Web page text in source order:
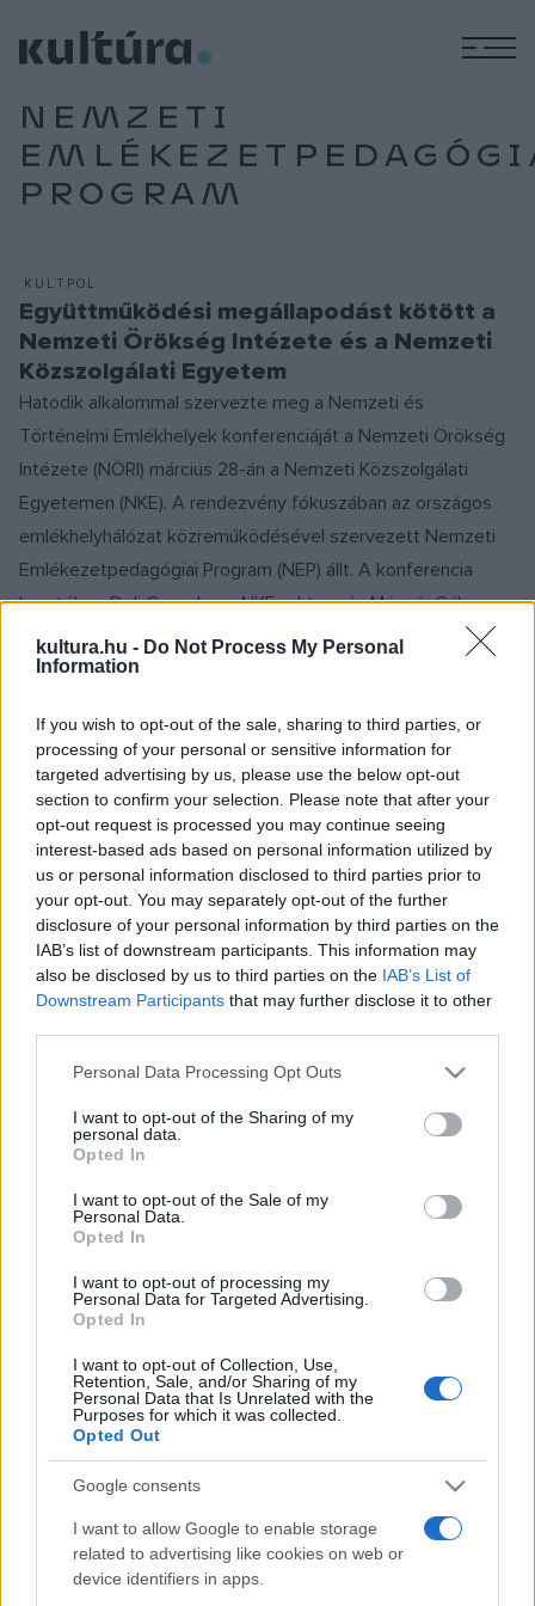
kultura.hu - Do Not Process My Personal
Information
If you wish to opt-out of the sale, sharing to third parties, or
processing of your personal or sensitive information for
targeted advertising by us, please use the below opt-out
section to confirm your selection. Please note that after your
opt-out request is processed you may continue seeing
interest-based ads based on personal information utilized by
us or personal information disclosed to third parties prior to
your opt-out. You may separately opt-out of the further
disclosure of your personal information by third parties on the
IAB’s list of downstream participants. This information may
also be disclosed by us to third parties on the IAB’s List of
Downstream Participants that may further disclose it to other
Please note that this website/app uses one or more Google
not limited to your visit or usage behaviour. You may click to
grant or deny consent to Google and its third-party tags to
use your data for below specified purposes in below Google
consent section.
Personal Data Processing Opt Outs
I want to opt-out of the Sharing of my
personal data.
Opted In
I want to opt-out of the Sale of my
Personal Data.
Opted In
I want to opt-out of processing my
Personal Data for Targeted Advertising.
Opted In
I want to opt-out of Collection, Use,
Retention, Sale, and/or Sharing of my
Personal Data that Is Unrelated with the
Purposes for which it was collected.
Opted Out
Google consents
I want to allow Google to enable storage
related to advertising like cookies on web or
device identifiers in apps.
NEMZETI
PROGRAM
KULTPOL
Együttműködési megállapodást kötött a
Nemzeti Örökség Intézete és a Nemzeti
Közszolgálati Egyetem
Hatodik alkalommal szervezte meg a Nemzeti és
Történelmi Emlékhelyek konferenciáját a Nemzeti Örökség
Intézete (NÖRI) március 28-án a Nemzeti Közszolgálati
Egyetemen (NKE). A rendezvény fókuszában az országos
emlékhelyhálózat közreműködésével szervezett Nemzeti
Emlékezetpedagógiai Program (NEP) állt. A konferencia
keretében Deli Gergely, az NKE rektora és Móczár Gábor, a
NÖRI főigazgatója aláírta a két szervezet közötti
emlékezetpedagógiai és tanárképzési fókuszú
MI, MAGYAROK
Hetvenezer iskolás emlékezett
történelmi nagyjainkra
A Nemzeti Örökség Intézete (NÖRI) és a Klebelsberg
Központ (KK) által elindított és szeptembertől állami
támogatással működő Nemzeti Emlékezetpedagógiai
Program (NEP) keretében az első félévben a részt vevő 47
nemzeti és történelmi emlékhelyre összesen hetvenezer
KULTPOL
„A nemzet nem más, mint a múlt, a jelen
és a jövő magyarjainak az összessége”
Második alkalommal rendezte meg a Nemzeti Örökség
Nemzeti emlékezetpedagógiai programot
indított a Nöri
Nemzeti emlékezetpedagógiai program címmel új projektet
indított a Nemzeti Örökség Intézete (Nöri); a
örökséghez való kapcsolódás áll, célja a fiatalok
magyarságtudatának, nemzeti identitásának erősítése.